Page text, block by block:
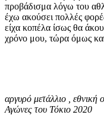
προβάδισμα λόγω του
έχω ακούσει πολλές
είχα κοπέλα ίσως θα
χρόνο μου, τώρα όμως
αργυρό μετάλλιο , εθνική
Αγώνες του Τόκιο 2020